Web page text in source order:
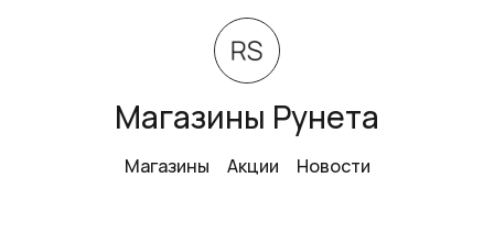
Магазины Рунета
Магазины Акции Новости